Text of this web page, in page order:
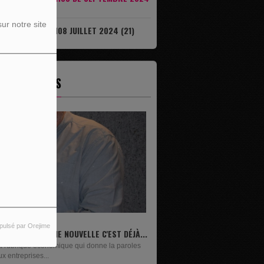
notre site
par Orejime
EST DÉJÀ 08H08 JUILLET 2024 (21)
LES ÉMISSIONS
lundi sur deux, Maxime Janssens vous
les livres de...